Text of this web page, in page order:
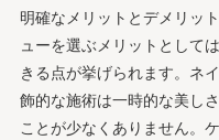
明確なメリットとデメリッ
ューを選ぶメリットとして
きる点が挙げられます。ネ
飾的な施術は一時的な美し
ことが少なくありません。